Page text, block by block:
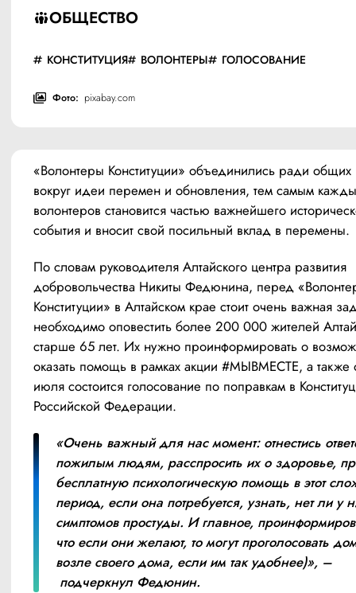
ОБЩЕСТВО
КОНСТИТУЦИЯ ВОЛОНТЕРЫ ГОЛОСОВАНИЕ
Фото: pixabay.com
«Волонтеры Конституции» объединились ради
вокруг идеи перемен и обновления, тем самым
волонтеров становится частью важнейшего
события и вносит свой посильный вклад в перемены.
По словам руководителя Алтайского центра развития
добровольчества Никиты Федюнина, перед
Конституции» в Алтайском крае стоит очень важная
необходимо оповестить более 200 000 жителей
старше 65 лет. Их нужно проинформировать о
оказать помощь в рамках акции #МЫВМЕСТЕ, а также
июля состоится голосование по поправкам в
Российской Федерации.
«Очень важный для нас момент: отнестись
пожилым людям, расспросить их о здоровье,
бесплатную психологическую помощь в этот
период, если она потребуется, узнать, нет ли у
симптомов простуды. И главное,
что если они желают, то могут проголосовать
возле своего дома, если им так удобнее)», –
подчеркнул Федюнин.